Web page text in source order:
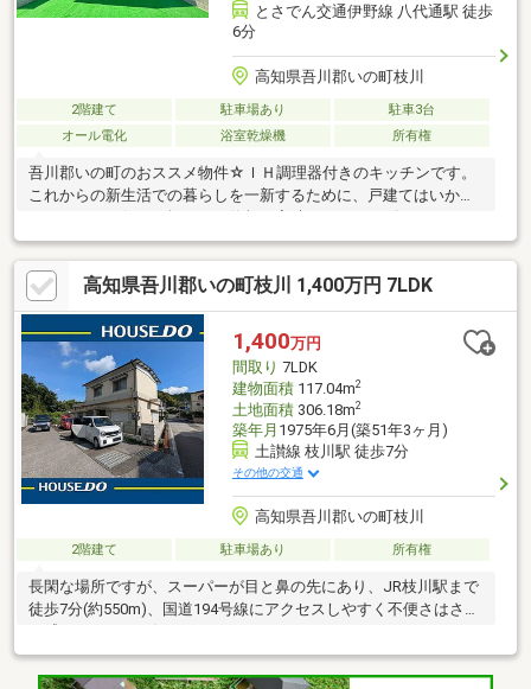
とさでん交通伊野線 八代通駅 徒歩
6分
高知県吾川郡いの町枝川
2階建て 駐車場あり
駐車3台
オール電化
浴室乾燥機 所有権
吾川郡いの町のおススメ物件☆ＩＨ調理器付きのキッチンです。
これからの新生活での暮らしを一新するために、戸建てはいかが
ひお任せください！弊社は【
高知県吾川郡いの町枝川 1,400万円 7LDK
1,400万円
間取り 7LDK
建物面積117.04m2
土地面積306.18m2
築年月 1975年6月(築51年3ヶ月)
土讃線 枝川駅 徒歩7分
その他の交通
高知県吾川郡いの町枝川
2階建て 駐車場あり 所有権
長閑な場所ですが、スーパーが目と鼻の先にあり、JR枝川駅まで
徒歩7分(約550m)、国道194号線にアクセスしやすく不便さはさほ